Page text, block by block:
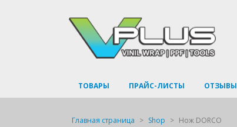
ТОВАРЫ ПРАЙС-ЛИСТЫ ОТЗЫВЫ
Главная страница > Shop > Нож DORCO